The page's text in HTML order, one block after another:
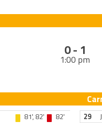
0 - 1
1:00 pm
81', 82'
82'
29